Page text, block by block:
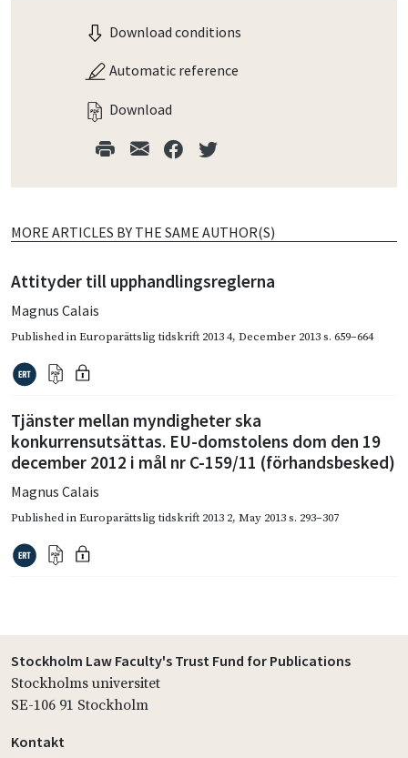
Download conditions
Automatic reference
Download
MORE ARTICLES BY THE SAME AUTHOR(S)
Attityder till upphandlingsreglerna
Magnus Calais
Published inEuroparättslig tidskrift 2013 4, December 2013s. 659–664
Tjänster mellan myndigheter ska
konkurrensutsättas. EU-domstolens dom den 19
december 2012 i mål nr C-159/11 (förhandsbesked)
Magnus Calais
Published inEuroparättslig tidskrift 2013 2, May 2013s. 293–307
Stockholm Law Faculty's Trust Fund for Publications
Stockholms universitet
SE-106 91 Stockholm
Kontakt